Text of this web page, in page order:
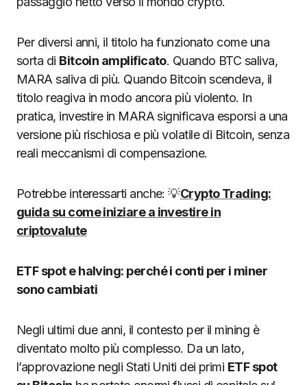
Per diversi anni, il titolo ha funzionato come una
sorta di Bitcoin amplificato. Quando BTC saliva,
MARA saliva di più. Quando Bitcoin scendeva, il
titolo reagiva in modo ancora più violento. In
pratica, investire in MARA significava esporsi a una
versione più rischiosa e più volatile di Bitcoin, senza
reali meccanismi di compensazione.
Potrebbe interessarti anche: 💡Crypto Trading:
guida su come iniziare a investire in
criptovalute
ETF spot e halving: perché i conti per i miner
sono cambiati
Negli ultimi due anni, il contesto per il mining è
diventato molto più complesso. Da un lato,
l’approvazione negli Stati Uniti dei primi ETF spot